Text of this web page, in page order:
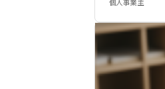
個人事業主